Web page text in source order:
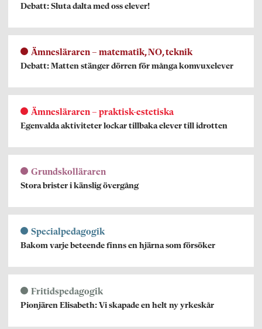
Debatt: Sluta dalta med oss elever!
Ämnesläraren – matematik, NO, teknik
Debatt: Matten stänger dörren för många komvuxelever
Ämnesläraren – praktisk-estetiska
Egenvalda aktiviteter lockar tillbaka elever till idrotten
Grundskolläraren
Stora brister i känslig övergång
Specialpedagogik
Bakom varje beteende finns en hjärna som försöker
Fritidspedagogik
Pionjären Elisabeth: Vi skapade en helt ny yrkeskår